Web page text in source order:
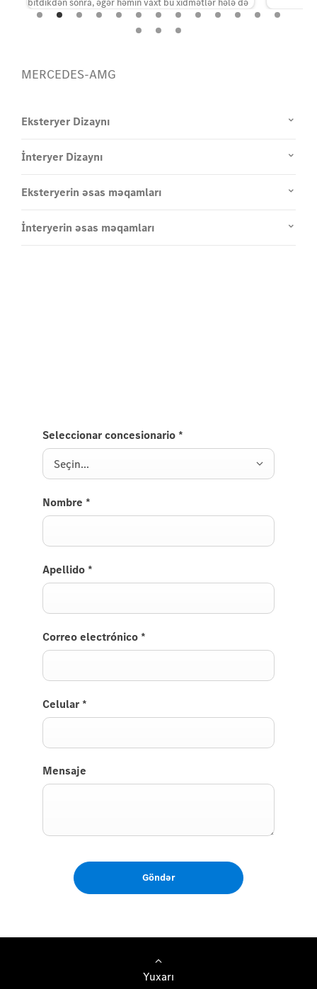
təklif olunursa, ödəniş qarşılığında yenilənə bilər. İlk
aktivasiya avtomobil qeydiyyatından və ya
ərzində mümkündür (ilk baş verən tarix əsas götürülür).
MERCEDES-AMG
Eksteryer Dizaynı
İnteryer Dizaynı
Eksteryerin əsas məqamları
İnteryerin əsas məqamları
Seleccionar concesionario *
Seçin...
Nombre *
Apellido *
Correo electrónico *
Celular *
Mensaje
Göndər
Yuxarı